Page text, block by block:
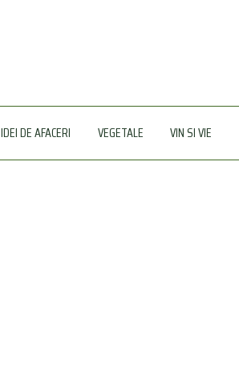
IDEI DE AFACERI VEGETALE VIN SI VIE